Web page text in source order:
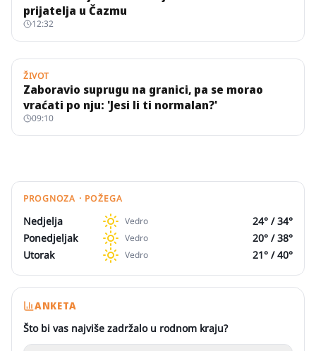
prijatelja u Čazmu
12:32
ŽIVOT
Zaboravio suprugu na granici, pa se morao
vraćati po nju: 'Jesi li ti normalan?'
09:10
PROGNOZA · POŽEGA
Nedjelja Vedro 24° /34°
Ponedjeljak
Vedro 20° /38°
Utorak
Vedro 21° /40°
ANKETA
Što bi vas najviše zadržalo u rodnom kraju?